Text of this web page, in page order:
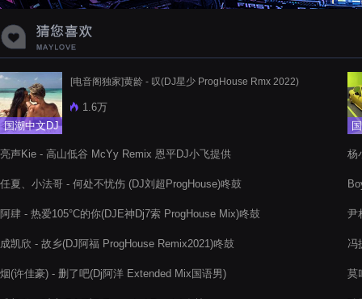
国潮中文DJ
[电音阁独家]黄龄 - 叹(DJ星少 ProgHouse Rmx 2022)
1.6万
亮声Kie - 高山低谷 McYy Remix 恩平DJ小飞提供
任夏、小法哥 - 何处不忧伤 (DJ刘超ProgHouse)咚鼓
阿肆 - 热爱105°C的你(DJE神Dj7索 ProgHouse Mix)咚鼓
成凯欣 - 故乡(DJ阿福 ProgHouse Remix2021)咚鼓
烟(许佳豪) - 删了吧(Dj阿洋 Extended Mix国语男)
杨
尹
冯
莫